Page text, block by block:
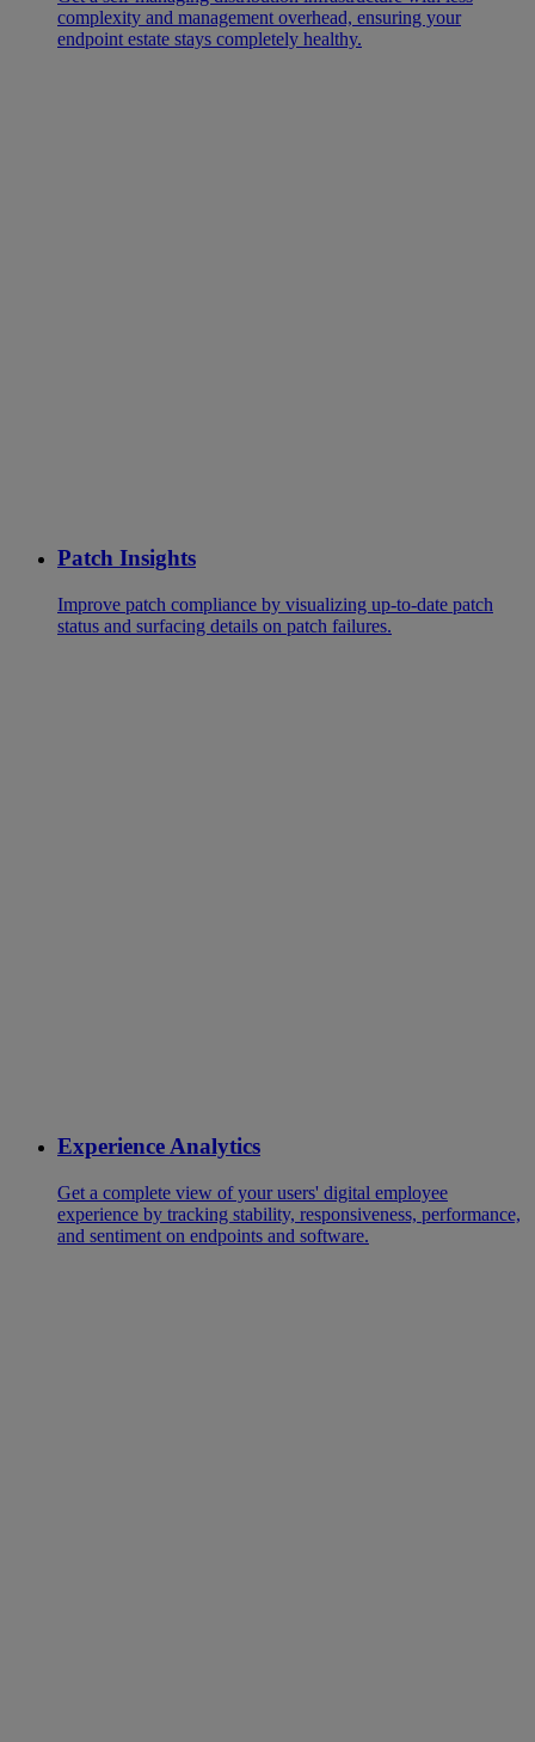
complexity and management overhead, ensuring your
endpoint estate stays completely healthy.
Patch Insights
Improve patch compliance by visualizing up-to-date patch
status and surfacing details on patch failures.
Experience Analytics
Get a complete view of your users' digital employee
experience by tracking stability, responsiveness, performance,
and sentiment on endpoints and software.